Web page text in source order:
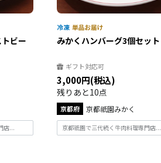
ビー
店...
みかくハンバーグ3個セット
ギフト対応可
3,000円(税込)
残りあと10点
京都府 京都祇園みかく
京都祇園で三代続く牛肉料理専門店...